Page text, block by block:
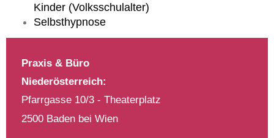
Kinder (Volksschulalter)
Selbsthypnose
Praxis & Büro
Niederösterreich:
Pfarrgasse 10/3 - Theaterplatz
2500 Baden bei Wien